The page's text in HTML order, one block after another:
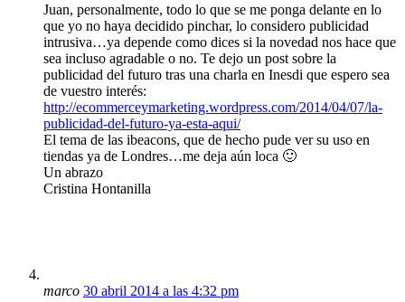
Juan, personalmente, todo lo que se me ponga delante en lo
que yo no haya decidido pinchar, lo considero publicidad
intrusiva…ya depende como dices si la novedad nos hace que
sea incluso agradable o no. Te dejo un post sobre la
publicidad del futuro tras una charla en Inesdi que espero sea
de vuestro interés:
http://ecommerceymarketing.wordpress.com/2014/04/07/la-
publicidad-del-futuro-ya-esta-aqui/
El tema de las ibeacons, que de hecho pude ver su uso en
tiendas ya de Londres…me deja aún loca 🙂
Un abrazo
Cristina Hontanilla
marco 30 abril 2014 a las 4:32 pm